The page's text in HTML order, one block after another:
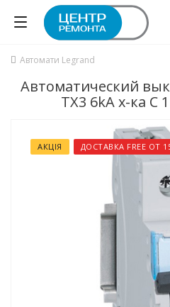
Автомати Legrand
Автоматический
TX3 6kA х-ка C
АКЦІЯ ДОСТАВКА FREE ОТ